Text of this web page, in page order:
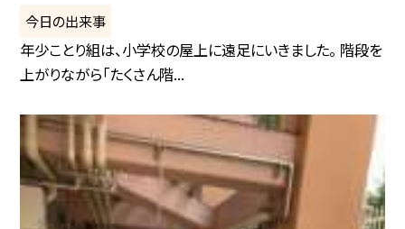
今日の出来事
年少ことり組は、小学校の屋上に遠足にいきました。 階段を
上がりながら「たくさん階...